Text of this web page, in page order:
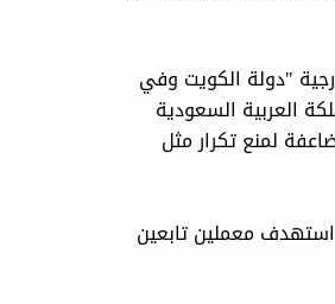
"دولة الكويت وفي
العربية السعودية
لمنع تكرار مثل
استهدف معملين تابعين